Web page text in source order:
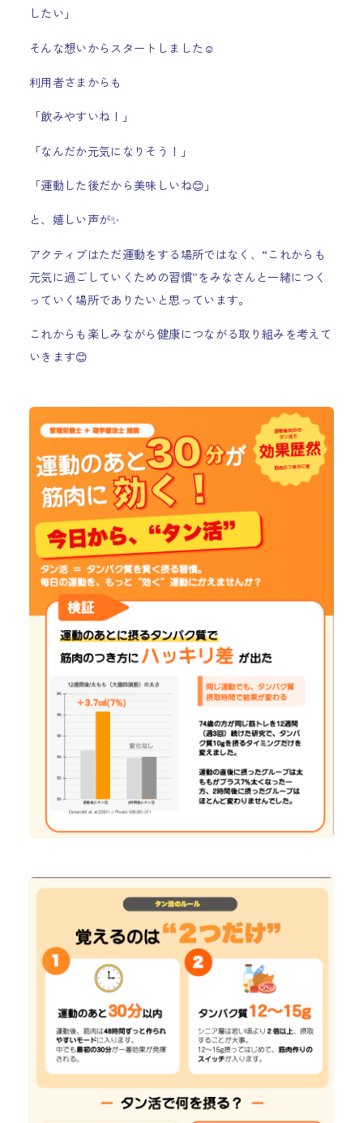
したい」
そんな想いからスタートしました☺️
利用者さまからも
「飲みやすいね！」
「なんだか元気になりそう！」
「運動した後だから美味しいね😊」
と、嬉しい声が✨
アクティブはただ運動をする場所ではなく、“これからも
元気に過ごしていくための習慣”をみなさんと一緒につく
っていく場所でありたいと思っています。
これからも楽しみながら健康につながる取り組みを考えて
いきます😊